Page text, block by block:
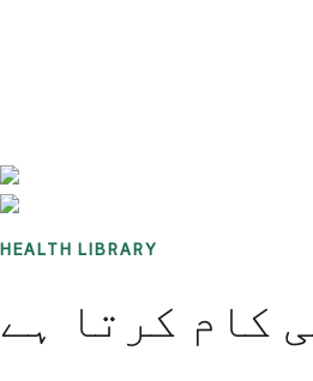
HEALTH LIBRARY
کام کرتا ہے